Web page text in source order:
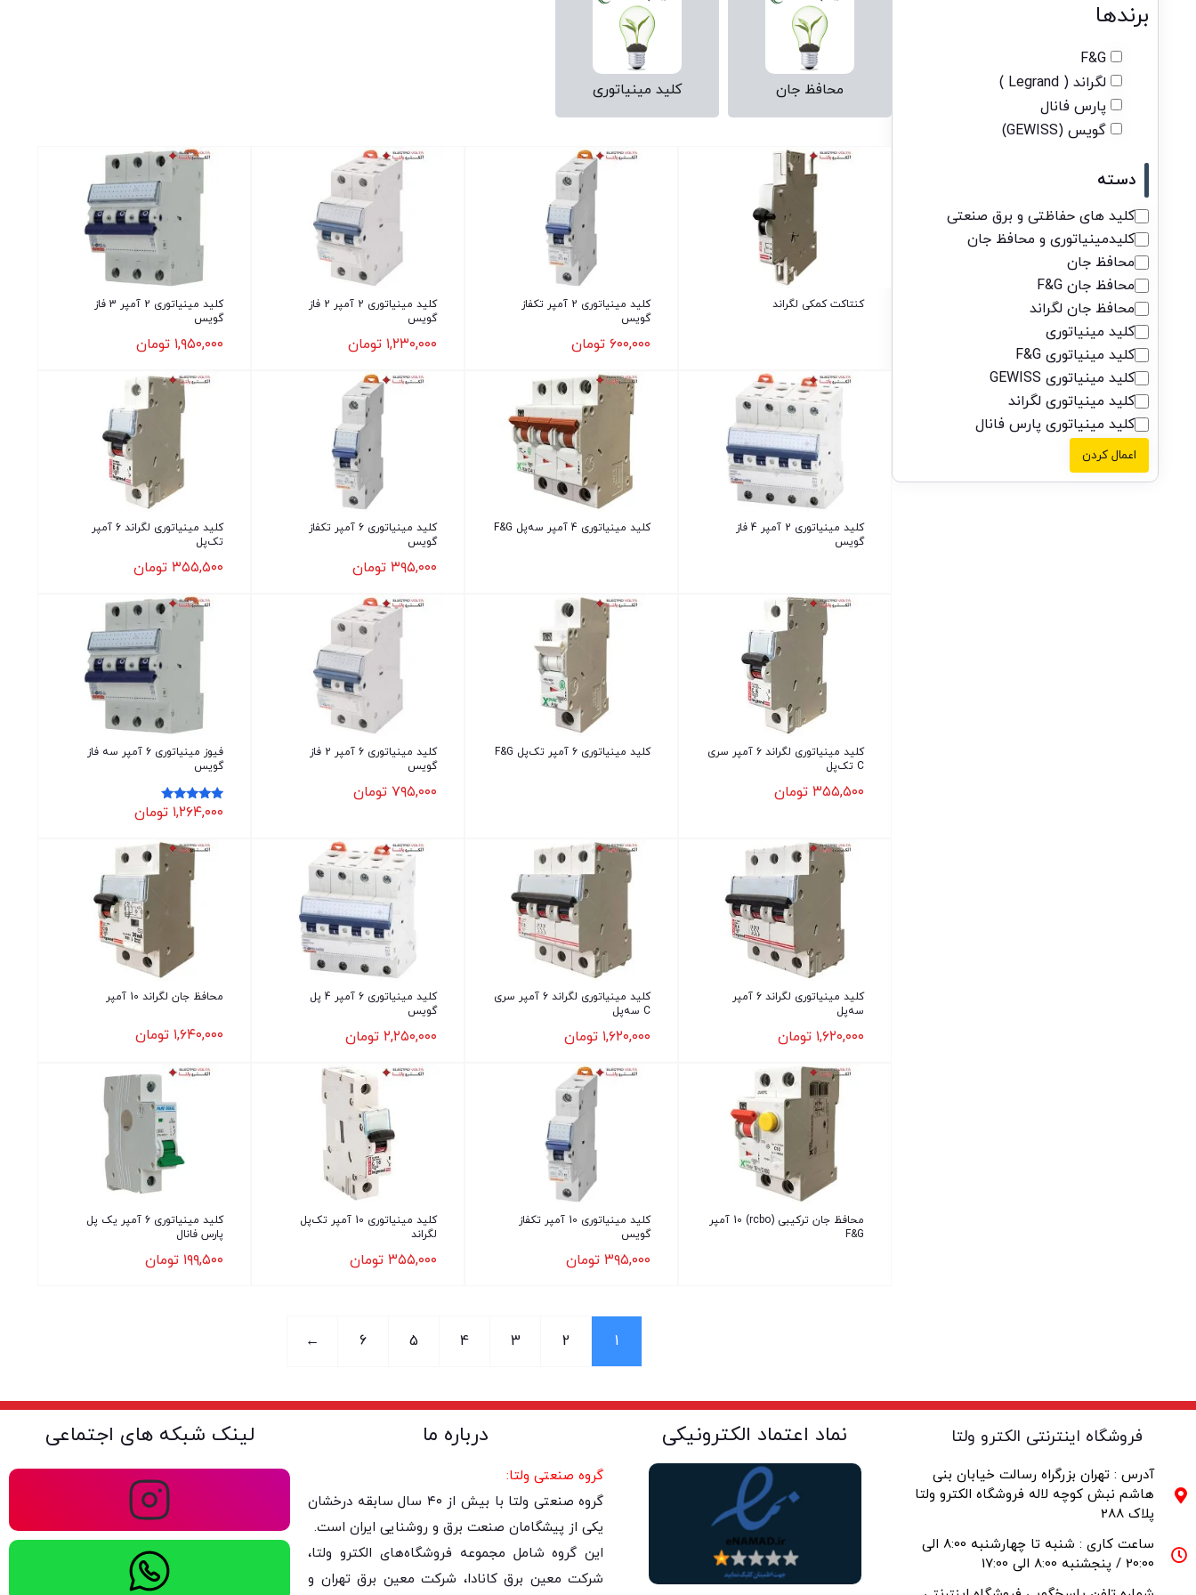
برندها
F&G
لگراند ( Legrand )
پارس فانال
گویس (GEWISS)
دسته
کلید های حفاظتی و برق صنعتی
کلیدمینیاتوری و محافظ جان
محافظ جان
محافظ جان F&G
محافظ جان لگراند
کلید مینیاتوری
کلید مینیاتوری F&G
کلید مینیاتوری GEWISS
کلید مینیاتوری لگراند
کلید مینیاتوری پارس فانال
اعمال کردن
محافظ جان کلید مینیاتوری
کنتاکت کمکی لگراند
کلید مینیاتوری 2 آمپر تکفاز
گویس
۶۰۰,۰۰۰ تومان
کلید مینیاتوری 2 آمپر 2 فاز
گویس
۱,۲۳۰,۰۰۰ تومان
کلید مینیاتوری 2 آمپر 3 فاز
گویس
۱,۹۵۰,۰۰۰ تومان
کلید مینیاتوری 2 آمپر 4 فاز
گویس
کلید مینیاتوری 4 آمپر سه‌پل F&G
کلید مینیاتوری 6 آمپر تکفاز
گویس
۳۹۵,۰۰۰ تومان
کلید مینیاتوری لگراند 6 آمپر
تک‌پل
۳۵۵,۵۰۰ تومان
کلید مینیاتوری لگراند 6 آمپر سری
C تک‌پل
۳۵۵,۵۰۰ تومان
کلید مینیاتوری 6 آمپر تک‌پل F&G
کلید مینیاتوری 6 آمپر 2 فاز
گویس
۷۹۵,۰۰۰ تومان
فیوز مینیاتوری 6 آمپر سه فاز
گویس
نمره
5.00
۱,۲۶۴,۰۰۰ تومان
کلید مینیاتوری لگراند 6 آمپر
سه‌پل
۱,۶۲۰,۰۰۰ تومان
کلید مینیاتوری لگراند 6 آمپر سری
C سه‌پل
۱,۶۲۰,۰۰۰ تومان
کلید مینیاتوری 6 آمپر 4 پل
گویس
۲,۲۵۰,۰۰۰ تومان
محافظ جان لگراند 10 آمپر
۱,۶۴۰,۰۰۰ تومان
محافظ جان ترکیبی (rcbo) 10 آمپر
F&G
کلید مینیاتوری 10 آمپر تکفاز
گویس
۳۹۵,۰۰۰ تومان
کلید مینیاتوری 10 آمپر تک‌پل
لگراند
۳۵۵,۰۰۰ تومان
کلید مینیاتوری 6 آمپر یک پل
پارس فانال
۱۹۹,۵۰۰ تومان
1
2
3
4
5
6
←
فروشگاه اینترنتی الکترو ولتا
آدرس : تهران بزرگراه رسالت خیابان بنی
هاشم نبش کوچه لاله فروشگاه الکترو ولتا
پلاک 288
ساعت کاری : شنبه تا چهارشنبه 8:00 الی
20:00 / پنجشنبه 8:00 الی 17:00
نماد اعتماد الکترونیکی درباره ما
گروه صنعتی ولتا:
گروه صنعتی ولتا با بیش از ۴۰ سال سابقه درخشان
یکی از پیشگامان صنعت برق و روشنایی ایران است.
این گروه شامل مجموعه فروشگاه‌های الکترو ولتا،
شرکت معین برق کانادا، شرکت معین برق تهران و
لینک شبکه های اجتماعی